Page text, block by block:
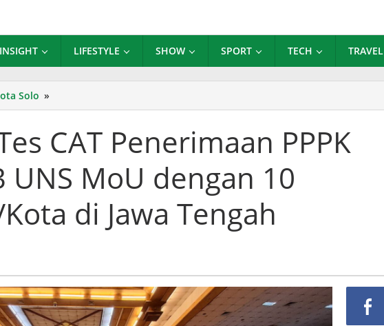
INSIGHT LIFESTYLE SHOW SPORT TECH TRAVEL
Solo »
Lokasi
CAT
Penerimaan
PPPK
Tahun
UNS
MoU
Jawa
Tengah
CAT Penerimaan PPPK
UNS MoU dengan 10
di Jawa Tengah